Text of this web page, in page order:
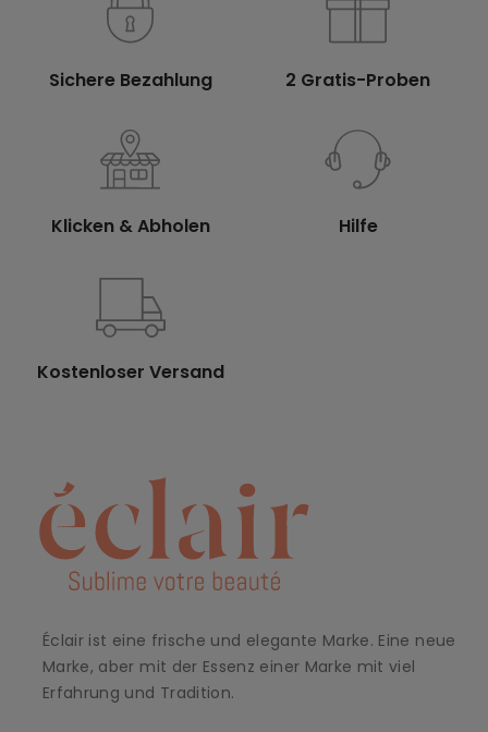
Sichere Bezahlung 2 Gratis-Proben
Klicken & Abholen Hilfe
Kostenloser Versand
Éclair ist eine frische und elegante Marke. Eine neue
Marke, aber mit der Essenz einer Marke mit viel
Erfahrung und Tradition.